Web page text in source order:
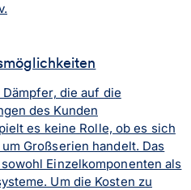
die auf die
des Kunden
es keine Rolle, ob es sich
Großserien handelt. Das
Einzelkomponenten als
Um die Kosten zu